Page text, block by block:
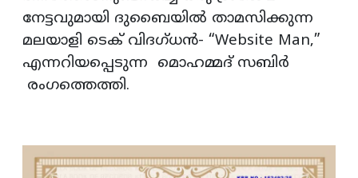
നേട്ടവുമായി ദുബൈയിൽ താമസിക്കുന്ന
മലയാളി ടെക് വിദഗ്ധൻ- “Website Man,”
എന്നറിയപ്പെടുന്ന മൊഹമ്മദ് സബിർ
രംഗത്തെത്തി.